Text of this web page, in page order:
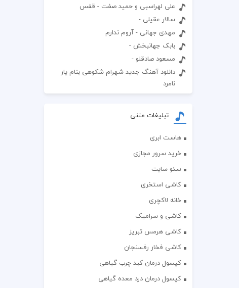
علی لهراسبی و حمید صفت - قفس
سالار عقیلی -
مهدی جهانی - آروم ندارم
بابک جهانبخش -
مسعود صادقلو -
دانلود آهنگ جدید شهرام شکوهی بنام یار
نامرد
تبلیغات متنی
هاست ابری
خرید سرور مجازی
سئو سایت
کاشی استخری
خانه لاکچری
کاشی و سرامیک
کاشی هرمس تبریز
کاشی فخار رفسنجان
کپسول درمان کبد چرب گیاهی
کپسول درمان درد معده گیاهی